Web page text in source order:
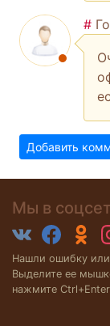
#
Добавить
Мы в
Нашли ошибку или
Выделите ее
нажмите Ctrl+Enter